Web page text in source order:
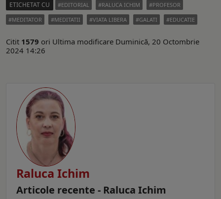
ETICHETAT CU EDITORIAL RALUCA ICHIM
PROFESOR
MEDITATOR
MEDITATII VIATA LIBERA GALATI EDUCATIE
Citit 1579 ori Ultima modificare Duminică, 20 Octombrie
2024 14:26
Raluca Ichim
Articole recente - Raluca Ichim